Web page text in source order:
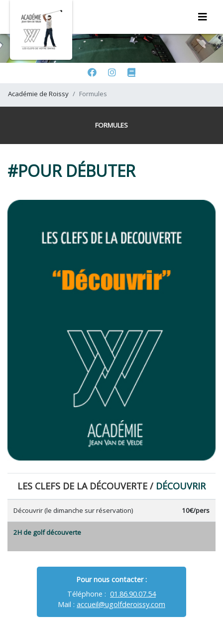
Académie de Roissy Formules
FORMULES
#POUR DÉBUTER
LES CLEFS DE LA DÉCOUVERTE / DÉCOUVRIR
Découvrir (le dimanche sur réservation) 10€/pers
2H de golf découverte
Pour nous contacter :
Téléphone : 01.86.90.07.54
Mail : accueil@ugolfderoissy.com